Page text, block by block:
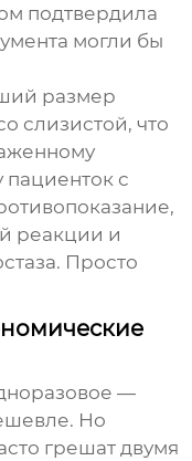
подтвердила
могли бы
размер
слизистой, что
с
реакции и
Просто
—
Но
грешат двумя